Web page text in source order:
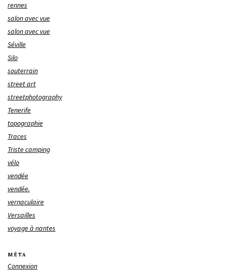
rennes
salon avec vue
salon avec vue
Séville
Silo
souterrain
street art
streetphotography
Tenerife
topographie
Traces
Triste camping
vélo
vendée
vendée.
vernaculaire
Versailles
voyage à nantes
MÉTA
Connexion